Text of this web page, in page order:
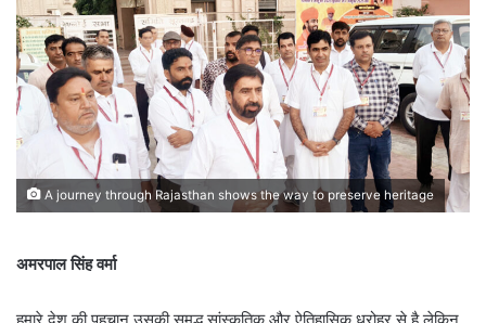
A journey through Rajasthan shows the way to preserve heritage
अमरपाल सिंह वर्मा
हमारे देश की पहचान उसकी समृद्ध सांस्कृतिक और ऐतिहासिक धरोहर से है लेकिन